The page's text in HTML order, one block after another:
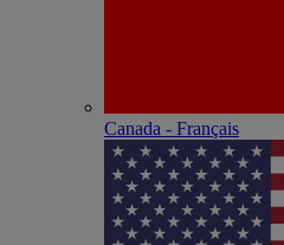
Canada - Français